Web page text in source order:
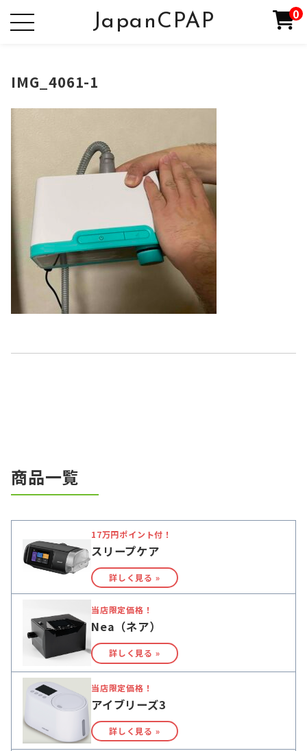
JapanCPAP 0
IMG_4061-1
商品一覧
17万円ポイント付！
スリープケア
詳しく見る »
当店限定価格！
Nea（ネア）
詳しく見る »
当店限定価格！
アイブリーズ3
詳しく見る »